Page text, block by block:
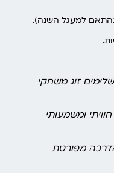
זוג משחקי
ומשמעותי
מפורטת